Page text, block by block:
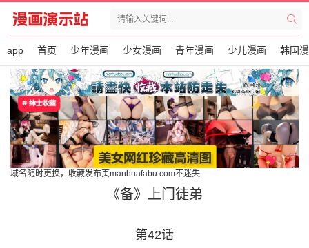
app 首页 少年漫画 少女漫画 青年漫画 少儿漫画 韩国
域名随时更换，收藏发布页manhuafabu.com不迷失
《备》上门徒弟
第42话